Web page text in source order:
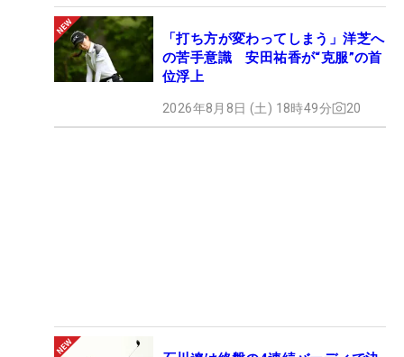
「打ち方が変わってしまう」洋芝へ
の苦手意識 安田祐香が“克服”の首
位浮上
2026年8月8日 (土) 18時49分 20